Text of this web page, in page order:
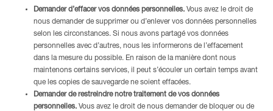
Demander d’effacer vos données personnelles. Vous avez le droit de
nous demander de supprimer ou d’enlever vos données personnelles
selon les circonstances. Si nous avons partagé vos données
personnelles avec d’autres, nous les informerons de l’effacement
dans la mesure du possible. En raison de la manière dont nous
maintenons certains services, il peut s’écouler un certain temps avant
que les copies de sauvegarde ne soient effacées.
Demander de restreindre notre traitement de vos données
personnelles. Vous avez le droit de nous demander de bloquer ou de